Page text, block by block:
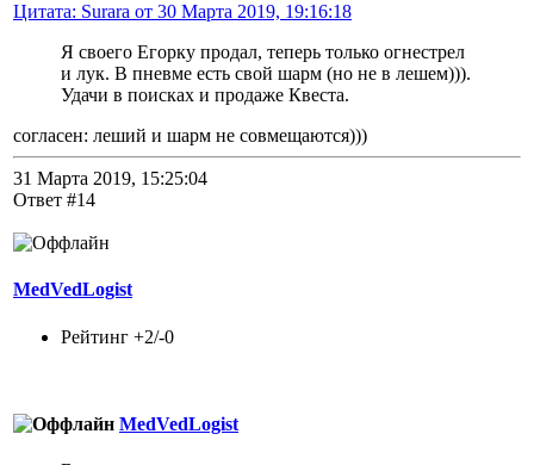
Цитата: Surara от 30 Марта 2019, 19:16:18
Я своего Егорку продал, теперь только огнестрел
и лук. В пневме есть свой шарм (но не в лешем))).
Удачи в поисках и продаже Квеста.
согласен: леший и шарм не совмещаются)))
31 Марта 2019, 15:25:04
Ответ #14
MedVedLogist
Рейтинг +2/-0
MedVedLogist